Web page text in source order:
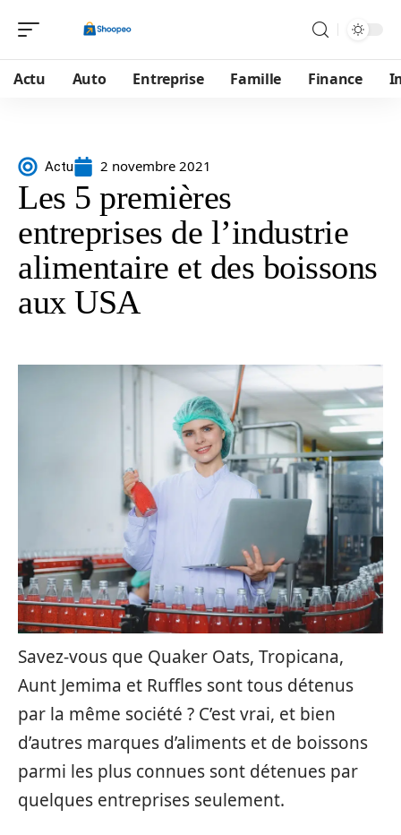
Actu Auto Entreprise Famille Finance
Actu 2 novembre 2021
Les 5 premières
entreprises de l’industrie
alimentaire et des boissons
aux USA
Savez-vous que Quaker Oats, Tropicana,
Aunt Jemima et Ruffles sont tous détenus
par la même société ? C’est vrai, et bien
d’autres marques d’aliments et de boissons
parmi les plus connues sont détenues par
quelques entreprises seulement.